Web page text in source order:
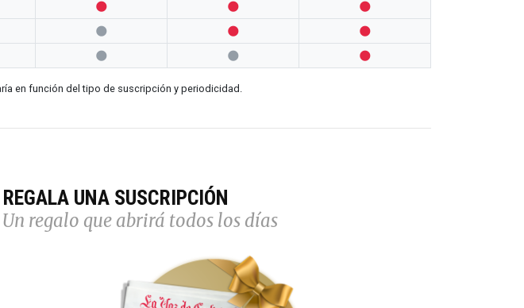
  
  
  
en función del tipo de suscripción y periodicidad.
REGALA UNA SUSCRIPCIÓN
Un regalo que abrirá todos los días